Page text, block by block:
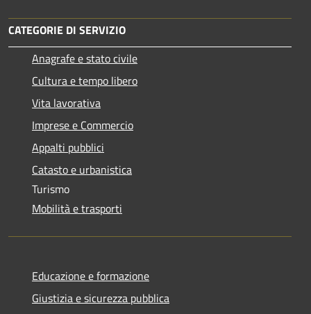
CATEGORIE DI SERVIZIO
Anagrafe e stato civile
Cultura e tempo libero
Vita lavorativa
Imprese e Commercio
Appalti pubblici
Catasto e urbanistica
Turismo
Mobilità e trasporti
Educazione e formazione
Giustizia e sicurezza pubblica